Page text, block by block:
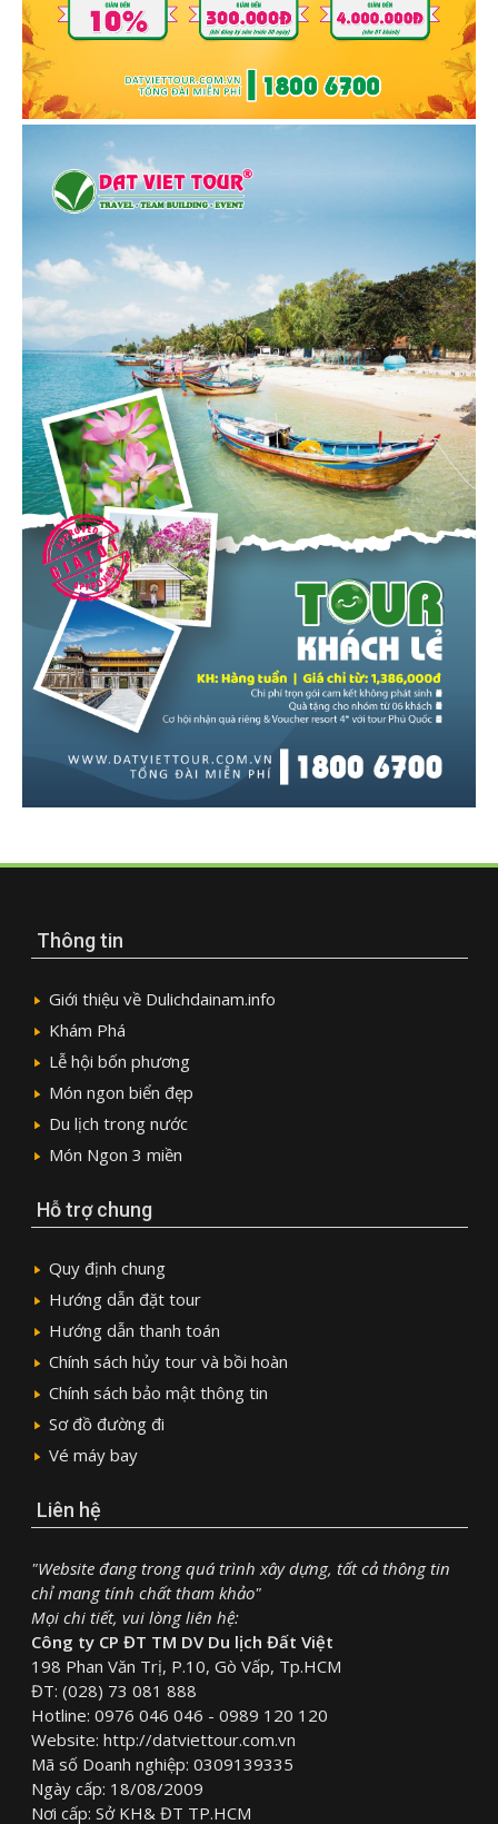
Thông tin
Giới thiệu về Dulichdainam.info
Khám Phá
Lễ hội bốn phương
Món ngon biển đẹp
Du lịch trong nước
Món Ngon 3 miền
Hỗ trợ chung
Quy định chung
Hướng dẫn đặt tour
Hướng dẫn thanh toán
Chính sách hủy tour và bồi hoàn
Chính sách bảo mật thông tin
Sơ đồ đường đi
Vé máy bay
Liên hệ
"Website đang trong quá trình xây dựng, tất cả thông tin
chỉ mang tính chất tham khảo"
Mọi chi tiết, vui lòng liên hệ:
Công ty CP ĐT TM DV Du lịch Đất Việt
198 Phan Văn Trị, P.10, Gò Vấp, Tp.HCM
ĐT: (028) 73 081 888
Hotline: 0976 046 046 - 0989 120 120
Website: http://datviettour.com.vn
Mã số Doanh nghiệp: 0309139335
Ngày cấp: 18/08/2009
Nơi cấp: Sở KH& ĐT TP.HCM